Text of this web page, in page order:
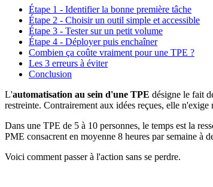
Étape 1 - Identifier la bonne première tâche
Étape 2 - Choisir un outil simple et accessible
Étape 3 - Tester sur un petit volume
Étape 4 - Déployer puis enchaîner
Combien ça coûte vraiment pour une TPE ?
Les 3 erreurs à éviter
Conclusion
L'automatisation au sein d'une TPE désigne le fait
restreinte. Contrairement aux idées reçues, elle
Dans une TPE de 5 à 10 personnes, le temps est la
PME consacrent en moyenne 8 heures par semaine à
Voici comment passer à l'action sans se perdre.